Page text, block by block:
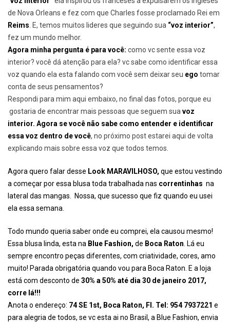
de Nova Orleans e fez com que Charles fosse proclamado Rei em
Reims . E, temos muitos lideres que seguindo sua “voz interior”,
fez um mundo melhor.
Agora minha pergunta é para você: como vc sente essa voz
interior? você dá atenção para ela? vc sabe como identificar essa
voz quando ela esta falando com você sem deixar seu ego tomar
conta de seus pensamentos?
Respondi para mim aqui embaixo, no final das fotos, porque eu
gostaria de encontrar mais pessoas que seguem sua voz
interior. Agora se você não sabe como entender e identificar
essa voz dentro de você, no próximo post estarei aqui de volta
explicando mais sobre essa voz que todos temos.
Agora quero falar desse Look MARAVILHOSO, que estou vestindo
a começar por essa blusa toda trabalhada nas correntinhas na
lateral das mangas. Nossa, que sucesso que fiz quando eu usei
ela essa semana.
Todo mundo queria saber onde eu comprei, ela causou mesmo!
Essa blusa linda, esta na Blue Fashion, de Boca Raton . Lá eu
sempre encontro peças diferentes, com criatividade, cores, amo
muito! Parada obrigatória quando vou para Boca Raton. E a loja
está com desconto de 30% a 50% até dia 30 de janeiro 2017,
corre lá!!!
Anota o endereço: 74 SE 1st, Boca Raton, Fl. Tel: 954 7937221 e
para alegria de todos, se vc esta ai no Brasil, a Blue Fashion, envia